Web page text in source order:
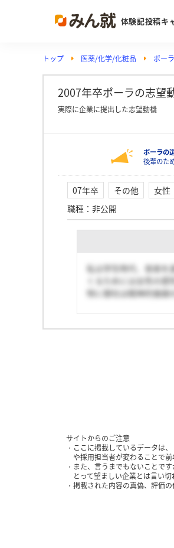
体験記投稿キ
トップ 医薬/化学/化粧品 ポー
2007年卒ポーラの志望
実際に企業に提出した志望動機
ポーラの
後輩のた
07年卒 その他 女性
職種 ： 非公開
私は学生時代、音楽を
くるためには女性の
特に御社は精神的価値
サイトからのご注意
ここに掲載しているデータは
や採用担当者が変わることで
また、言うまでもないことで
とって望ましい企業とは言い
掲載された内容の真偽、評価